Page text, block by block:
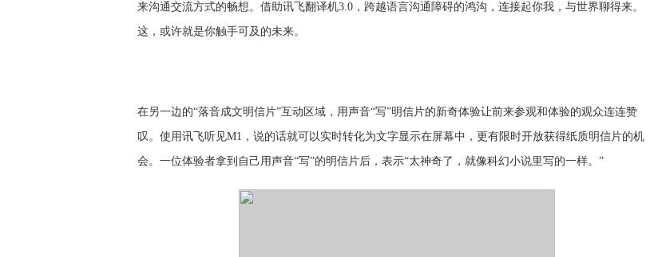
来沟通交流方式的畅想。借助讯飞翻译机3.0，跨越语言沟通障碍的鸿沟，连接起你我，与世界聊得来。
这，或许就是你触手可及的未来。
在另一边的“落音成文明信片”互动区域，用声音“写”明信片的新奇体验让前来参观和体验的观众连连赞
叹。使用讯飞听见M1， 说的话就可以实时转化为文字显示在屏幕中，更有限时开放获得纸质明信片的机
会。一位体验者拿到自己用声音“写”的明信片后，表示“太神奇了，就像科幻小说里写的一样。”